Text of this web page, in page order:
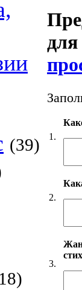
(39)
для
1.
2.
3.